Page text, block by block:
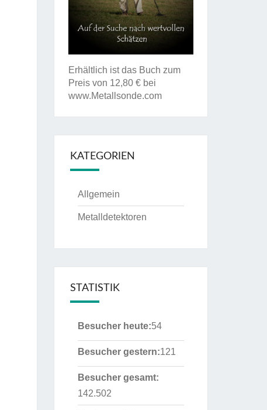
Erhältlich ist das Buch zum
Preis von 12,80 € bei
www.Metallsonde.com
KATEGORIEN
Allgemein
Metalldetektoren
STATISTIK
Besucher heute:54
Besucher gestern:121
Besucher gesamt:
142.502